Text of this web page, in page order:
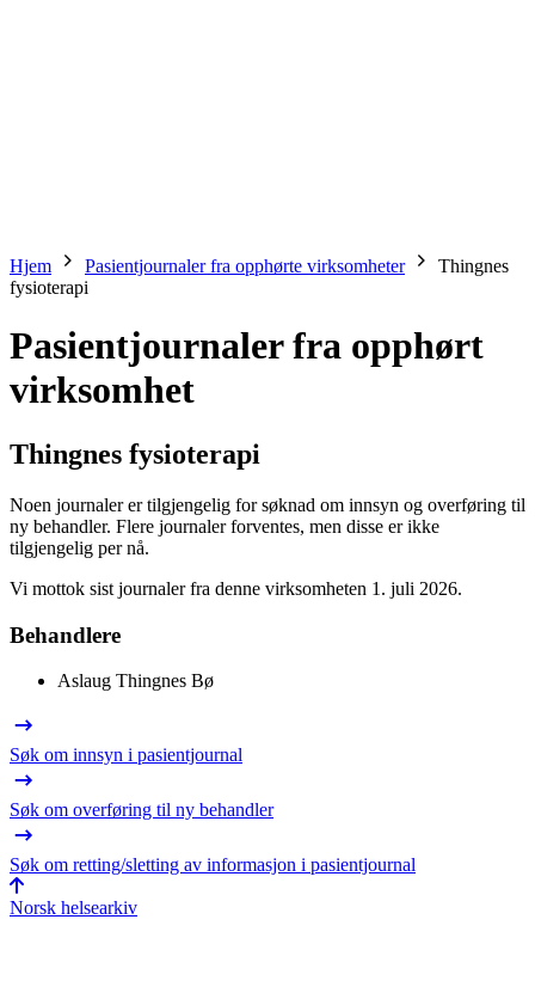
Hjem Pasientjournaler fra opphørte virksomheter
Thingnes
fysioterapi
Pasientjournaler fra opphørt
virksomhet
Thingnes fysioterapi
Noen journaler er tilgjengelig for søknad om innsyn og overføring til
ny behandler. Flere journaler forventes, men disse er ikke
tilgjengelig per nå.
Vi mottok sist journaler fra denne virksomheten 1. juli 2026.
Behandlere
Aslaug Thingnes Bø
Søk om innsyn i pasientjournal
Søk om overføring til ny behandler
Søk om retting/sletting av informasjon i pasientjournal
Norsk helsearkiv